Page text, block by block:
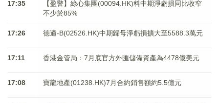
17:35
【盈警】綠心集團(00094.HK)料中期淨虧損同比收窄
不少於85%
17:26 德適-B(02526.HK)中期歸母淨虧損擴大至5588.3萬元
17:11 香港金管局：7月底官方外匯儲備資產為4478億美元
17:08 寶龍地產(01238.HK)7月合約銷售額約5.5億元